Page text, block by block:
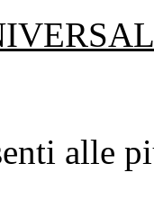
alle